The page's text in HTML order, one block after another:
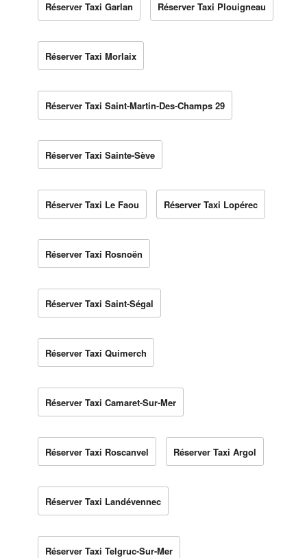
Réserver Taxi Garlan Réserver Taxi Plouigneau
Réserver Taxi Morlaix
Réserver Taxi Saint-Martin-Des-Champs 29
Réserver Taxi Sainte-Sève
Réserver Taxi Le Faou Réserver Taxi Lopérec
Réserver Taxi Rosnoën
Réserver Taxi Saint-Ségal
Réserver Taxi Quimerch
Réserver Taxi Camaret-Sur-Mer
Réserver Taxi Roscanvel Réserver Taxi Argol
Réserver Taxi Landévennec
Réserver Taxi Telgruc-Sur-Mer